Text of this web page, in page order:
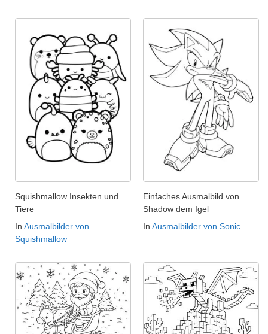
Squishmallow Insekten und
Tiere
In Ausmalbilder von
Squishmallow
Einfaches Ausmalbild von
Shadow dem Igel
In Ausmalbilder von Sonic